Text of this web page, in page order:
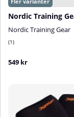
Nordic Training Gear
1
549 kr